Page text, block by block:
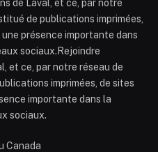
de Laval, et ce, par notre
de publications imprimées,
présence importante dans
sociaux.Rejoindre
et ce, par notre réseau de
imprimées, de sites
importante dans la
sociaux.
Canada